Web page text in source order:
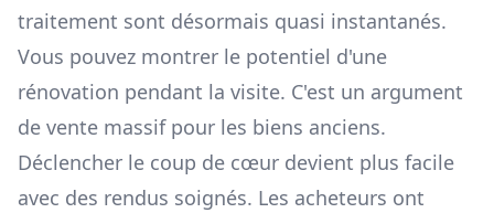
traitement sont désormais quasi instantanés.
Vous pouvez montrer le potentiel d'une
rénovation pendant la visite. C'est un argument
de vente massif pour les biens anciens.
Déclencher le coup de cœur devient plus facile
avec des rendus soignés. Les acheteurs ont